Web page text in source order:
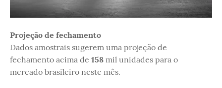
Projeção de fechamento
Dados amostrais sugerem uma projeção de
fechamento acima de 158 mil unidades para o
mercado brasileiro neste mês.